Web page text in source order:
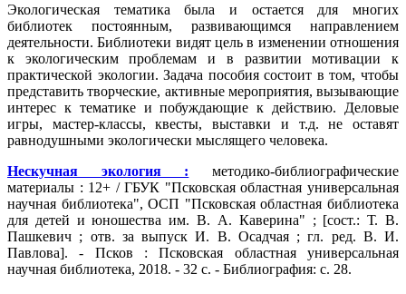
Экологическая тематика была и остается для многих
библиотек постоянным, развивающимся направлением
деятельности. Библиотеки видят цель в изменении отношения
к экологическим проблемам и в развитии мотивации к
практической экологии. Задача пособия состоит в том, чтобы
представить творческие, активные мероприятия, вызывающие
интерес к тематике и побуждающие к действию. Деловые
игры, мастер-классы, квесты, выставки и т.д. не оставят
равнодушными экологически мыслящего человека.
Нескучная экология : методико-библиографические
материалы : 12+ / ГБУК "Псковская областная универсальная
научная библиотека", ОСП "Псковская областная библиотека
для детей и юношества им. В. А. Каверина" ; [сост.: Т. В.
Пашкевич ; отв. за выпуск И. В. Осадчая ; гл. ред. В. И.
Павлова]. - Псков : Псковская областная универсальная
научная библиотека, 2018. - 32 с. - Библиография: с. 28.